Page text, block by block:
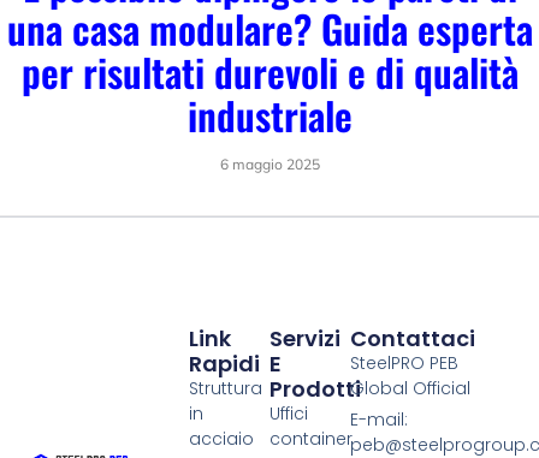
una casa modulare? Guida esperta
per risultati durevoli e di qualità
industriale
6 maggio 2025
Servizi
E
Prodotti
Uffici
container
Link
Rapidi
Struttura
in
acciaio
Contattaci
SteelPRO PEB
Global Official
E-mail: